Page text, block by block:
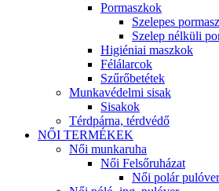
Pormaszkok
Szelepes
Szelep nélküli
Higiéniai maszkok
Félálarcok
Szűrőbetétek
Munkavédelmi sisak
Sisakok
Térdpárna, térdvédő
NŐI TERMÉKEK
Női munkaruha
Női Felsőruházat
Női polár pulóver